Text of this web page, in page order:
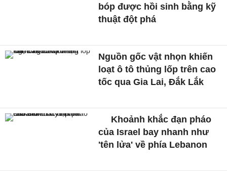
bóp được hồi sinh bằng kỹ
thuật đột phá
Nguồn gốc vật nhọn khiến
loạt ô tô thủng lốp trên cao
tốc qua Gia Lai, Đắk Lắk
Khoảnh khắc đạn pháo
của Israel bay nhanh như
'tên lửa' về phía Lebanon